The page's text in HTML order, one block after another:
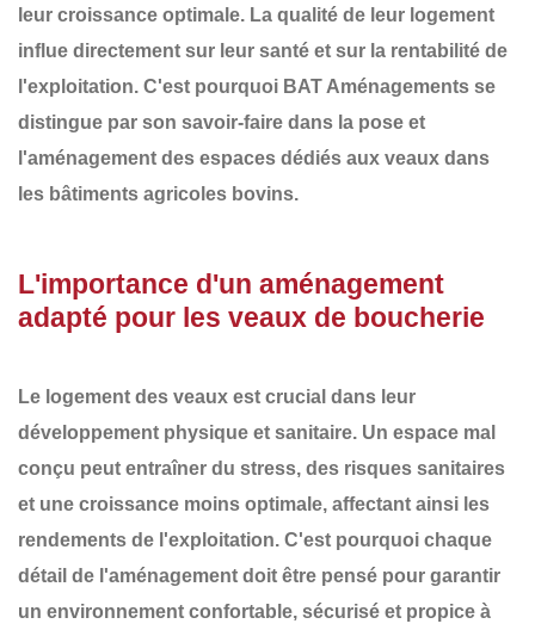
leur croissance optimale. La qualité de leur logement
influe directement sur leur santé et sur la rentabilité de
l'exploitation. C'est pourquoi BAT Aménagements se
distingue par son savoir-faire dans la pose et
l'aménagement des espaces dédiés aux veaux dans
les bâtiments agricoles bovins.
L'importance d'un aménagement
adapté pour les veaux de boucherie
Le logement des veaux est crucial dans leur
développement physique et sanitaire. Un espace mal
conçu peut entraîner du stress, des risques sanitaires
et une croissance moins optimale, affectant ainsi les
rendements de l'exploitation. C'est pourquoi chaque
détail de l'aménagement doit être pensé pour garantir
un environnement confortable, sécurisé et propice à